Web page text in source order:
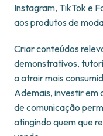
Instagram, TikTok e
aos produtos de
Criar conteúdos
demonstrativos,
a atrair mais
Ademais, investir em
de comunicação
atingindo quem que